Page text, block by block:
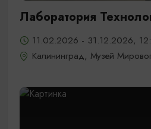
Лаборатория
11.02.2026 - 31.12.2026,
Калининград, Музей